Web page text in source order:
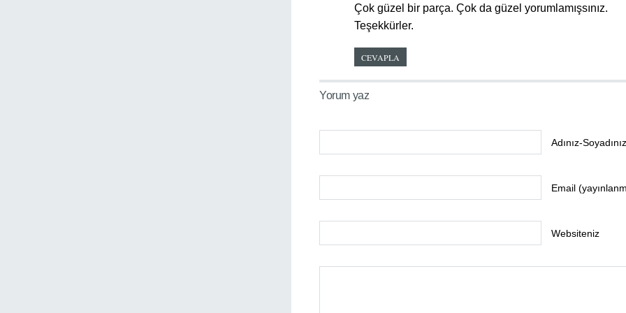
Çok güzel bir parça. Çok da güzel yorumlamışsınız.
Teşekkürler.
CEVAPLA
Yorum yaz
Adınız-
Email
Websiteniz